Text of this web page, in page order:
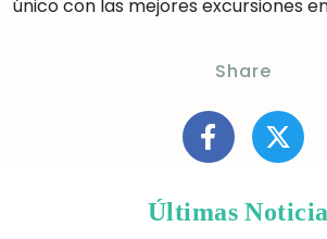
único con las mejores excursiones
Share
Últimas